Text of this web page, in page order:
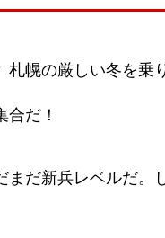
幌の厳しい冬を乗
だ！
だ新兵レベルだ。